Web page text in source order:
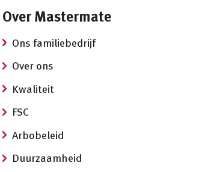
Over Mastermate
Ons familiebedrijf
Over ons
Kwaliteit
FSC
Arbobeleid
Duurzaamheid